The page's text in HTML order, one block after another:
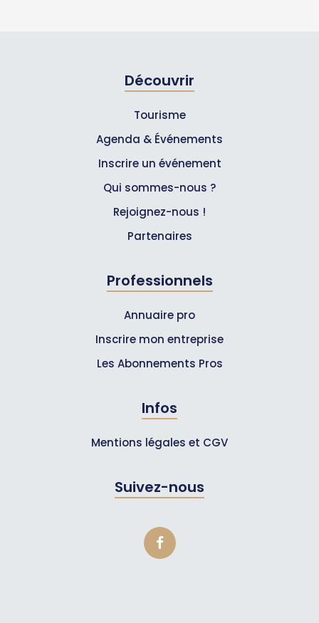
Découvrir
Tourisme
Agenda & Événements
Inscrire un événement
Qui sommes-nous ?
Rejoignez-nous !
Partenaires
Professionnels
Annuaire pro
Inscrire mon entreprise
Les Abonnements Pros
Infos
Mentions légales et CGV
Suivez-nous